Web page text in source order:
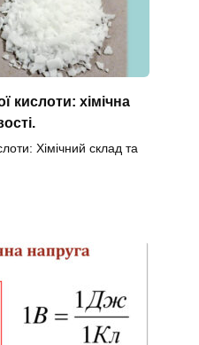
кислоти: хімічна
Хімічний склад та